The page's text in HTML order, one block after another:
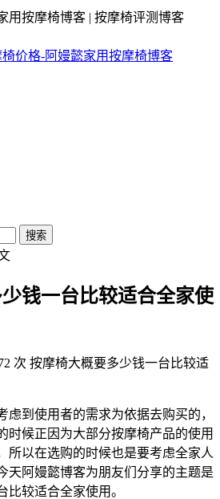
用按摩椅博客 | 按摩椅评测博客
搜索
钱一台比较适合全家使
次 按摩椅大概要多少钱一台比较适
虑到使用者的需求为依据去购买的，
时候正因为大部分按摩椅产品的使用
所以在选购的时候也是要考虑全家人
天阿嫚懿博客为朋友们分享的主题是
比较适合全家使用。